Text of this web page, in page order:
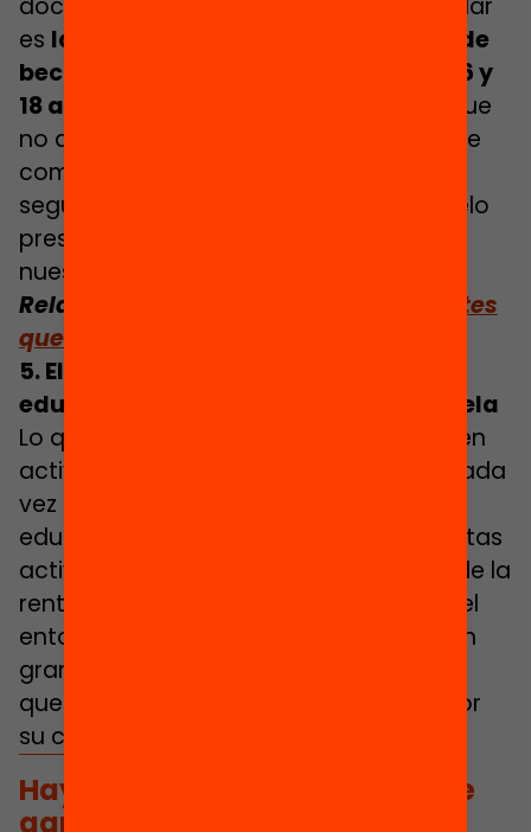
documento y que habría que contemplar
es la implementación de un sistema de
becas salario para jóvenes de entre 16 y
18 años de hogares desfavorecidos
que
no abandonen el sistema educativo que
compense el coste de oportunidad de
seguir estudiando. Se trata de un modelo
presente en la mayoría de países de
nuestro entorno.
Relacionado:
Invertir en formación antes
que en empleo de baja calidad
5. Eliminar las desigualdades
educativas también fuera de la escuela
Lo que se aprende fuera de la escuela en
actividades extraescolares o de ocio cada
vez es más importante para el éxito
educativo. Pero el poder disfrutar de estas
actividades depende en gran medida de la
renta familiar y de las oportunidades del
entorno, lo que provoca que se generen
grandes desigualdades de aprendizaje
que la escuela no puede compensar por
su cuenta.
Hay que impulsar políticas que
garanticen el acceso a